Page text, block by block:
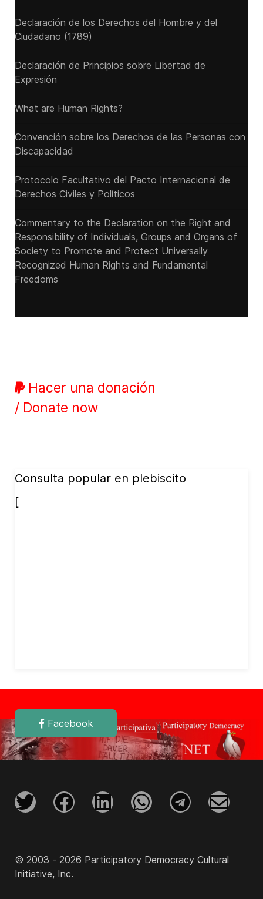
Declaración de los Derechos del Hombre y del
Ciudadano (1789)
Declaración de Principios sobre Libertad de
Expresión
What are Human Rights?
Convención sobre los Derechos de las Personas con
Discapacidad
Protocolo Facultativo del Pacto Internacional de
Derechos Civiles y Políticos
Commentary to the Declaration on the Right and
Responsibility of Individuals, Groups and Organs of
Society to Promote and Protect Universally
Recognized Human Rights and Fundamental
Freedoms
Hacer una donación
/ Donate now
Consulta popular en plebiscito
[
Facebook
© 2003 - 2026 Participatory Democracy Cultural
Initiative, Inc.